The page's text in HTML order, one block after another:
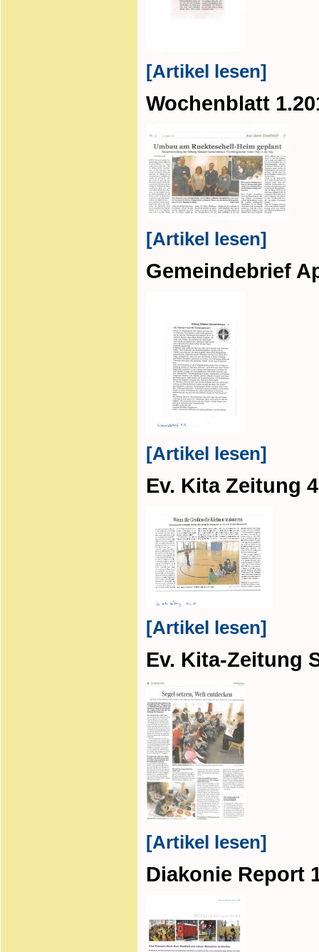
[Artikel lesen]
Wochenblatt
[Artikel lesen]
Gemeindebrief
[Artikel lesen]
Ev. Kita Zeitung
[Artikel lesen]
Ev. Kita-Zeitung
[Artikel lesen]
Diakonie Report